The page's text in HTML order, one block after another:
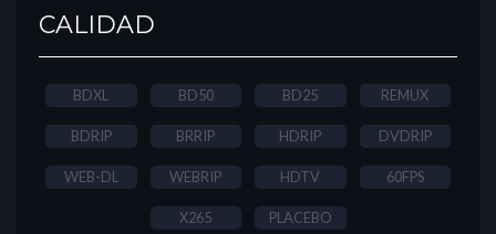
CALIDAD
BDXL BD50 BD25 REMUX
BDRIP BRRIP HDRIP DVDRIP
WEB-DL WEBRIP HDTV 60FPS
X265 PLACEBO